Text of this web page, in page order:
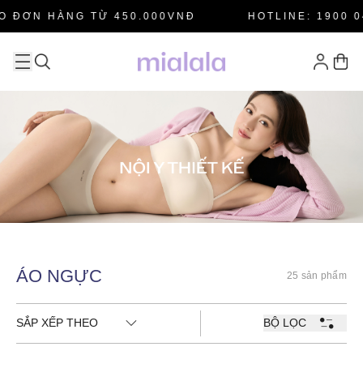
ĐƠN HÀNG TỪ 450.000VNĐ HOTLINE: 1900
ÁO NGỰC 25 sản phẩm
SẮP XẾP THEO BỘ LỌC